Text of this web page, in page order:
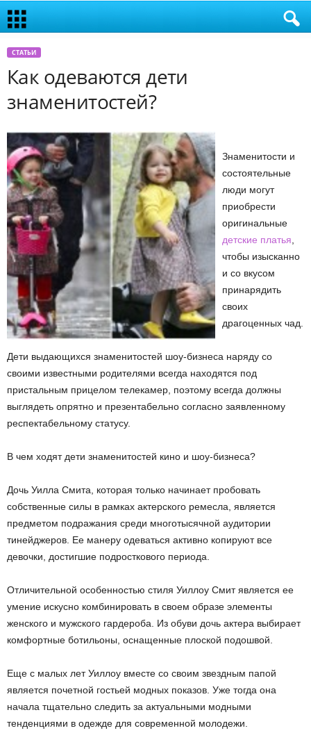
СТАТЬИ
Как одеваются дети
знаменитостей?
Знаменитости и
состоятельные
люди могут
приобрести
оригинальные
детские платья
чтобы изысканно
и со вкусом
принарядить
своих
драгоценных чад.
Дети выдающихся знаменитостей шоу-бизнеса наряду со
своими известными родителями всегда находятся под
пристальным прицелом телекамер, поэтому всегда должны
выглядеть опрятно и презентабельно согласно заявленному
респектабельному статусу.
В чем ходят дети знаменитостей кино и шоу-бизнеса?
Дочь Уилла Смита, которая только начинает пробовать
собственные силы в рамках актерского ремесла, является
предметом подражания среди многотысячной аудитории
тинейджеров. Ее манеру одеваться активно копируют все
девочки, достигшие подросткового периода.
Отличительной особенностью стиля Уиллоу Смит является ее
умение искусно комбинировать в своем образе элементы
женского и мужского гардероба. Из обуви дочь актера выбирает
комфортные ботильоны, оснащенные плоской подошвой.
Еще с малых лет Уиллоу вместе со своим звездным папой
является почетной гостьей модных показов. Уже тогда она
начала тщательно следить за актуальными модными
тенденциями в одежде для современной молодежи.